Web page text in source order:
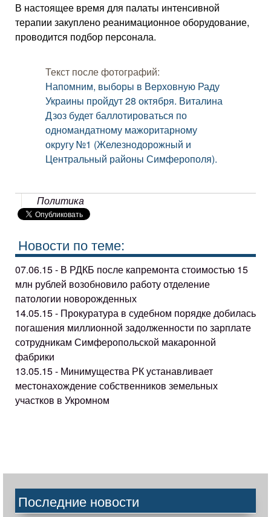
В настоящее время для палаты интенсивной
терапии закуплено реанимационное оборудование,
проводится подбор персонала.
Текст после фотографий:
Напомним, выборы в Верховную Раду
Украины пройдут 28 октября. Виталина
Дзоз будет баллотироваться по
одномандатному мажоритарному
округу №1 (Железнодорожный и
Центральный районы Симферополя).
Политика
Новости по теме:
07.06.15 - В РДКБ после капремонта стоимостью 15
млн рублей возобновило работу отделение
патологии новорожденных
14.05.15 - Прокуратура в судебном порядке добилась
погашения миллионной задолженности по зарплате
сотрудникам Симферопольской макаронной
фабрики
13.05.15 - Минимущества РК устанавливает
местонахождение собственников земельных
участков в Укромном
Последние новости